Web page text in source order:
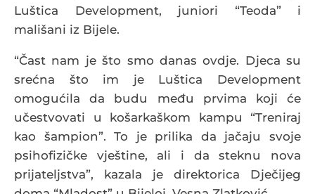
Luštica Development, juniori “Teoda” i
mališani iz Bijele.
“Čast nam je što smo danas ovdje. Djeca su
srećna što im je Luštica Development
omogućila da budu među prvima koji će
učestvovati u košarkaškom kampu “Treniraj
kao šampion”. To je prilika da jačaju svoje
psihofizičke vještine, ali i da steknu nova
prijateljstva”, kazala je direktorica Dječijeg